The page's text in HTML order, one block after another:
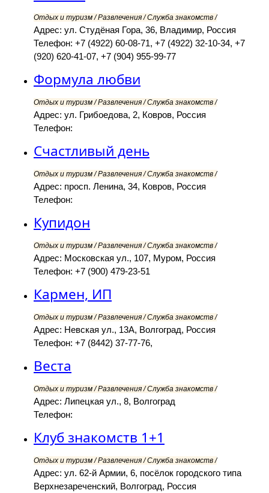
Отдых и туризм / Развлечения / Служба знакомств /
Адрес: ул. Студёная Гора, 36, Владимир, Россия
Телефон: +7 (4922) 60-08-71, +7 (4922) 32-10-34, +7
(920) 620-41-07, +7 (904) 955-99-77
Формула любви
Отдых и туризм / Развлечения / Служба знакомств /
Адрес: ул. Грибоедова, 2, Ковров, Россия
Телефон:
Счастливый день
Отдых и туризм / Развлечения / Служба знакомств /
Адрес: просп. Ленина, 34, Ковров, Россия
Телефон:
Купидон
Отдых и туризм / Развлечения / Служба знакомств /
Адрес: Московская ул., 107, Муром, Россия
Телефон: +7 (900) 479-23-51
Кармен, ИП
Отдых и туризм / Развлечения / Служба знакомств /
Адрес: Невская ул., 13А, Волгоград, Россия
Телефон: +7 (8442) 37-77-76,
Веста
Отдых и туризм / Развлечения / Служба знакомств /
Адрес: Липецкая ул., 8, Волгоград
Телефон:
Клуб знакомств 1+1
Отдых и туризм / Развлечения / Служба знакомств /
Адрес: ул. 62-й Армии, 6, посёлок городского типа
Верхнезареченский, Волгоград, Россия